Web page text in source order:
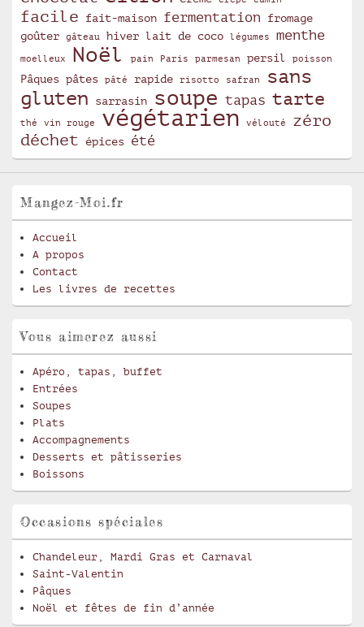
facile fait-maison fermentation
fromage
goûter
gâteau hiver lait de coco légumes menthe
moelleux Noël pain Paris parmesan persil poisson
Pâques pâtes pâté rapide risotto safran
sans
gluten
sarrasin soupe tapas tarte
thé vin rouge végétarien vélouté
zéro
déchet
épices été
Mangez-Moi.fr
Accueil
A propos
Contact
Les livres de recettes
Vous aimerez aussi
Apéro, tapas, buffet
Entrées
Soupes
Plats
Accompagnements
Desserts et pâtisseries
Boissons
Occasions spéciales
Chandeleur, Mardi Gras et Carnaval
Saint-Valentin
Pâques
Noël et fêtes de fin d’année